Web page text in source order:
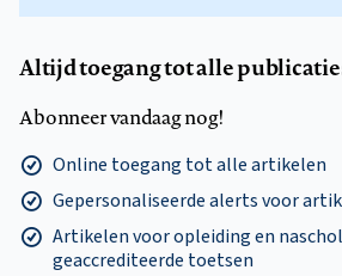
Altijd toegang tot alle
Abonneer vandaag nog!
Online toegang tot alle artikelen
Gepersonaliseerde alerts voor
Artikelen voor opleiding en
geaccrediteerde toetsen